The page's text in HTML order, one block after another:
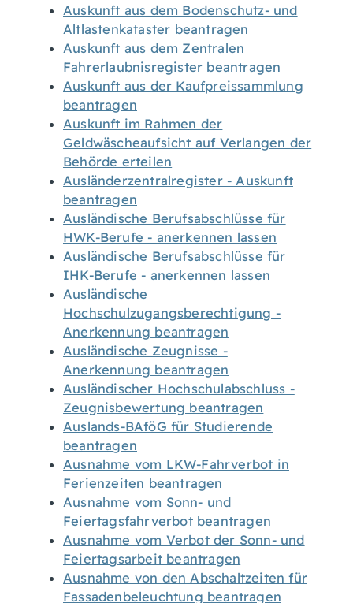
Auskunft aus dem Bodenschutz- und
Altlastenkataster beantragen
Auskunft aus dem Zentralen
Fahrerlaubnisregister beantragen
Auskunft aus der Kaufpreissammlung
beantragen
Auskunft im Rahmen der
Geldwäscheaufsicht auf Verlangen der
Behörde erteilen
Ausländerzentralregister - Auskunft
beantragen
Ausländische Berufsabschlüsse für
HWK-Berufe - anerkennen lassen
Ausländische Berufsabschlüsse für
IHK-Berufe - anerkennen lassen
Ausländische
Hochschulzugangsberechtigung -
Anerkennung beantragen
Ausländische Zeugnisse -
Anerkennung beantragen
Ausländischer Hochschulabschluss -
Zeugnisbewertung beantragen
Auslands-BAföG für Studierende
beantragen
Ausnahme vom LKW-Fahrverbot in
Ferienzeiten beantragen
Ausnahme vom Sonn- und
Feiertagsfahrverbot beantragen
Ausnahme vom Verbot der Sonn- und
Feiertagsarbeit beantragen
Ausnahme von den Abschaltzeiten für
Fassadenbeleuchtung beantragen